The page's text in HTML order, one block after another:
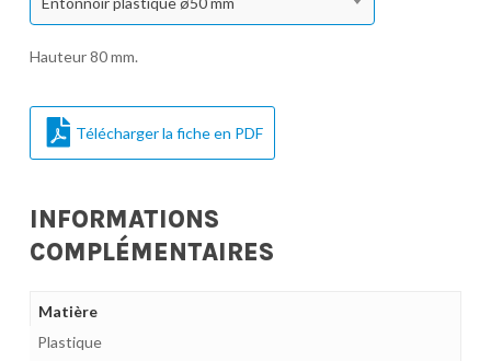
Hauteur 80 mm.
Télécharger la fiche en PDF
INFORMATIONS
COMPLÉMENTAIRES
Matière
Plastique